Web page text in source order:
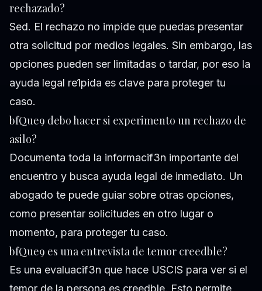
rechazado?
Sed. El rechazo no impide que puedas presentar
otra solicitud por medios legales. Sin embargo, las
opciones pueden ser limitadas o tardar, por eso la
ayuda legal re1pida es clave para proteger tu
caso.
bfQue9 debo hacer si experimento un rechazo de
asilo?
Documenta toda la informacif3n importante del
encuentro y busca ayuda legal de inmediato. Un
abogado te puede guiar sobre otras opciones,
como presentar solicitudes en otro lugar o
momento, para proteger tu caso.
bfQue9 es una entrevista de temor creedble?
Es una evaluacif3n que hace USCIS para ver si el
temor de la persona es creedble. Esto permite